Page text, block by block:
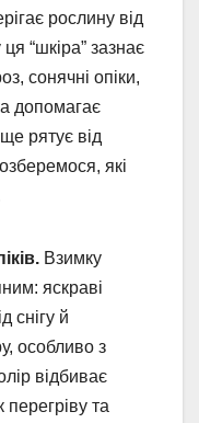
рослину від
“шкіра” зазнає
сонячні опіки,
допомагає
рятує від
які
Взимку
яскраві
снігу й
особливо з
відбиває
та